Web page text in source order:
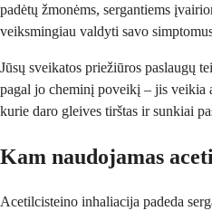
padėtų žmonėms, sergantiems
veiksmingiau valdyti savo
Jūsų sveikatos priežiūros paslaugų
pagal jo cheminį poveikį – jis veikia
kurie daro gleives tirštas ir sunkiai
Kam naudojamas
Acetilcisteino inhaliacija padeda